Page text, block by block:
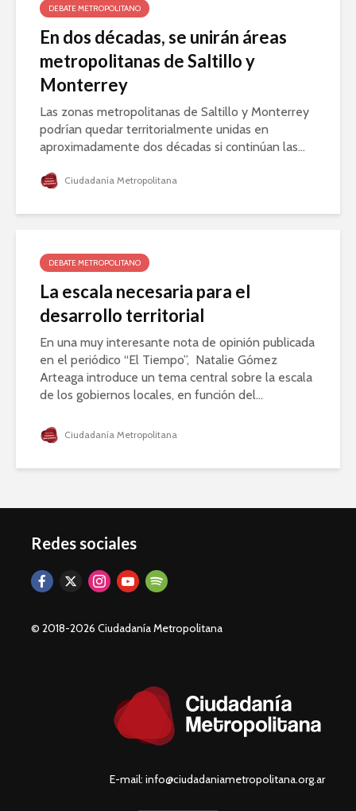
DEBATE METROPOLITANO
En dos décadas, se unirán áreas
metropolitanas de Saltillo y
Monterrey
Las zonas metropolitanas de Saltillo y Monterrey
podrían quedar territorialmente unidas en
aproximadamente dos décadas si continúan las...
Ciudadanía Metropolitana
DEBATE METROPOLITANO
La escala necesaria para el
desarrollo territorial
En una muy interesante nota de opinión publicada
en el periódico “El Tiempo”, Natalie Gómez
Arteaga introduce un tema central sobre la escala
de los gobiernos locales, en función del...
Ciudadanía Metropolitana
Redes sociales
© 2018-2026 Ciudadanía Metropolitana
E-mail: info@ciudadaniametropolitana.org.ar